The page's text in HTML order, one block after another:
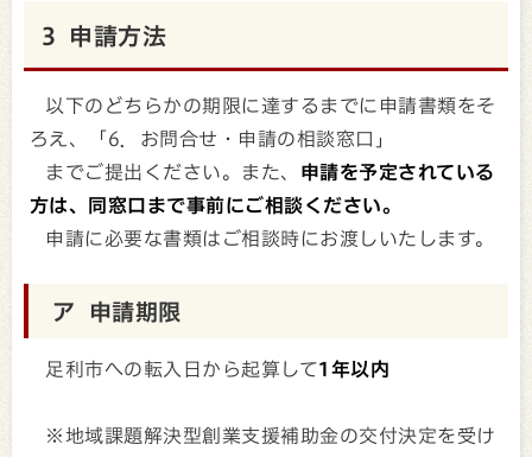
3 申請方法
以下のどちらかの期限に達するまでに申請書類をそ
ろえ、「6．お問合せ・申請の相談窓口」
までご提出ください。また、 申請を予定されている
方は、同窓口まで事前にご相談ください。
申請に必要な書類はご相談時にお渡しいたします。
ア 申請期限
足利市への転入日から起算して1年以内
※地域課題解決型創業支援補助金の交付決定を受け